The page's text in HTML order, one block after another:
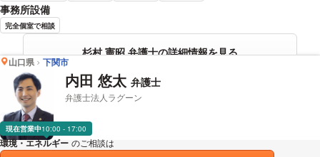
事務所設備
完全個室で相談
杉村 憲昭 弁護士の詳細情報を見る
山口県 下関市
内田 悠太 弁護士
弁護士法人ラグーン
現在営業中10:00 - 17:00
環境・エネルギー のご相談は